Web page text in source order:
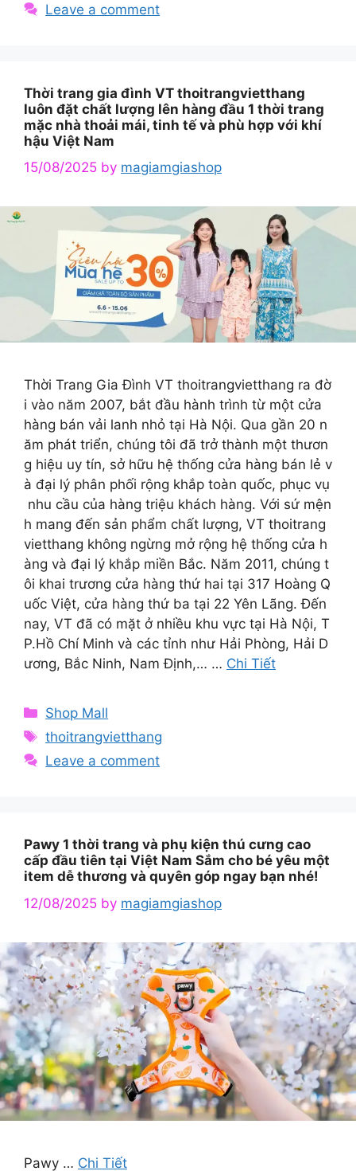
Leave a comment
Thời trang gia đình VT thoitrangvietthang
luôn đặt chất lượng lên hàng đầu 1 thời trang
mặc nhà thoải mái, tinh tế và phù hợp với khí
hậu Việt Nam
15/08/2025 by magiamgiashop
Thời Trang Gia Đình VT thoitrangvietthang ra đờ
i vào năm 2007, bắt đầu hành trình từ một cửa
hàng bán vải lanh nhỏ tại Hà Nội. Qua gần 20 n
ăm phát triển, chúng tôi đã trở thành một thươn
g hiệu uy tín, sở hữu hệ thống cửa hàng bán lẻ v
à đại lý phân phối rộng khắp toàn quốc, phục vụ
nhu cầu của hàng triệu khách hàng. Với sứ mện
h mang đến sản phẩm chất lượng, VT thoitrang
vietthang không ngừng mở rộng hệ thống cửa h
àng và đại lý khắp miền Bắc. Năm 2011, chúng t
ôi khai trương cửa hàng thứ hai tại 317 Hoàng Q
uốc Việt, cửa hàng thứ ba tại 22 Yên Lãng. Đến
nay, VT đã có mặt ở nhiều khu vực tại Hà Nội, T
P.Hồ Chí Minh và các tỉnh như Hải Phòng, Hải D
ương, Bắc Ninh, Nam Định,… … Chi Tiết
Categories
Shop Mall
Tags
thoitrangvietthang
Leave a comment
Pawy 1 thời trang và phụ kiện thú cưng cao
cấp đầu tiên tại Việt Nam Sắm cho bé yêu một
item dễ thương và quyên góp ngay bạn nhé!
12/08/2025 by magiamgiashop
Pawy … Chi Tiết